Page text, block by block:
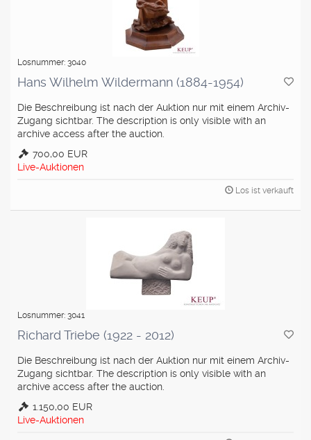
Losnummer: 3040
Hans Wilhelm Wildermann (1884-1954)
Die Beschreibung ist nach der Auktion nur mit einem Archiv-
Zugang sichtbar. The description is only visible with an
archive access after the auction.
700,00 EUR
Live-Auktionen
Los ist verkauft
Losnummer: 3041
Richard Triebe (1922 - 2012)
Die Beschreibung ist nach der Auktion nur mit einem Archiv-
Zugang sichtbar. The description is only visible with an
archive access after the auction.
1.150,00 EUR
Live-Auktionen